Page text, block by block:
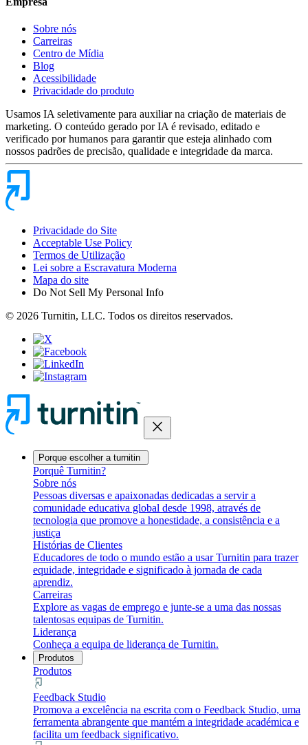
Sobre nós
Carreiras
Centro de Mídia
Blog
Acessibilidade
Privacidade do produto
Usamos IA seletivamente para auxiliar na criação de materiais de
marketing. O conteúdo gerado por IA é revisado, editado e
verificado por humanos para garantir que esteja alinhado com
nossos padrões de precisão, qualidade e integridade da marca.
Privacidade do Site
Acceptable Use Policy
Termos de Utilização
Lei sobre a Escravatura Moderna
Mapa do site
Do Not Sell My Personal Info
© 2026 Turnitin, LLC. Todos os direitos reservados.
close
Porque escolher a turnitin
Porquê Turnitin?
Sobre nós
Pessoas diversas e apaixonadas dedicadas a servir a
comunidade educativa global desde 1998, através de
tecnologia que promove a honestidade, a consistência e a
justiça
Histórias de Clientes
Educadores de todo o mundo estão a usar Turnitin para trazer
equidade, integridade e significado à jornada de cada
aprendiz.
Carreiras
Explore as vagas de emprego e junte-se a uma das nossas
talentosas equipas de Turnitin.
Liderança
Conheça a equipa de liderança de Turnitin.
Produtos
Produtos
Feedback Studio
Promova a excelência na escrita com o Feedback Studio, uma
ferramenta abrangente que mantém a integridade académica e
facilita um feedback significativo.